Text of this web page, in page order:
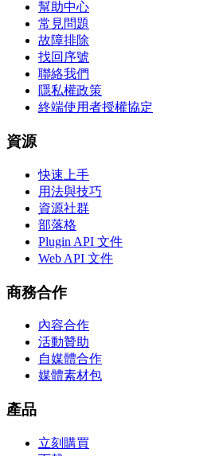
幫助中心
常見問題
故障排除
找回序號
聯絡我們
隱私權政策
終端使用者授權協定
資源
快速上手
用法與技巧
資源社群
部落格
Plugin API 文件
Web API 文件
商務合作
內容合作
活動贊助
自媒體合作
媒體素材包
產品
立刻購買